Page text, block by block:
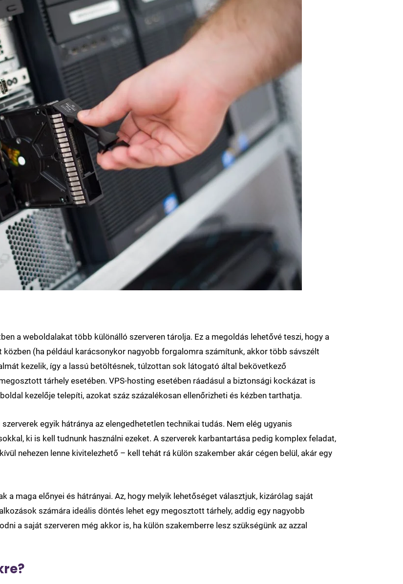
a weboldalakat több különálló szerveren tárolja. Ez a megoldás lehetővé teszi, hogy a
(ha például karácsonykor nagyobb forgalomra számítunk, akkor több sávszélt
kezelik, így a lassú betöltésnek, túlzottan sok látogató által bekövetkező
tárhely esetében. VPS-hosting esetében ráadásul a biztonsági kockázat is
kezelője telepíti, azokat száz százalékosan ellenőrizheti és kézben tarthatja.
egyik hátránya az elengedhetetlen technikai tudás. Nem elég ugyanis
ki is kell tudnunk használni ezeket. A szerverek karbantartása pedig komplex feladat,
nehezen lenne kivitelezhető – kell tehát rá külön szakember akár cégen belül, akár egy
a maga előnyei és hátrányai. Az, hogy melyik lehetőséget választjuk, kizárólag saját
számára ideális döntés lehet egy megosztott tárhely, addig egy nagyobb
a saját szerveren még akkor is, ha külön szakemberre lesz szükségünk az azzal